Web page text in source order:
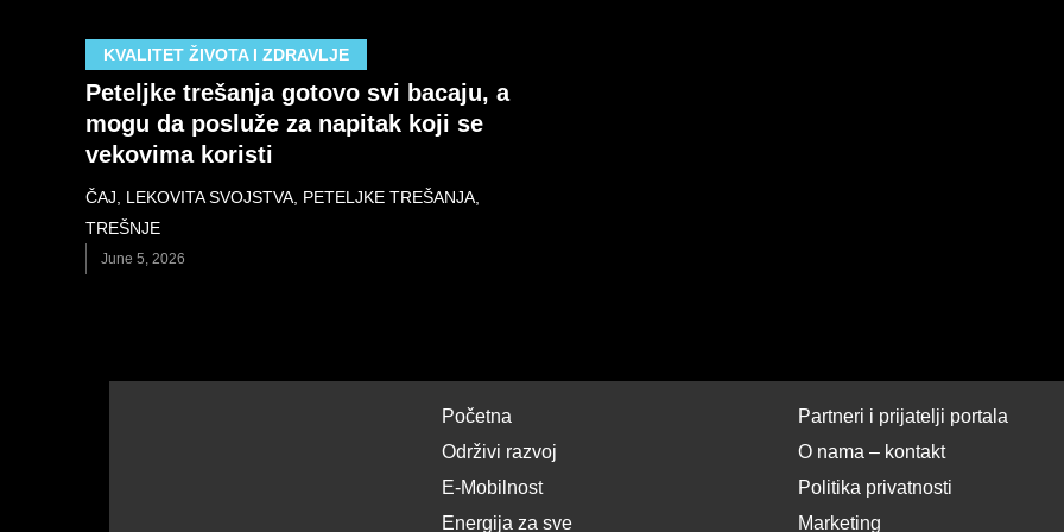
KVALITET ŽIVOTA I ZDRAVLJE
Peteljke trešanja gotovo svi bacaju, a
mogu da posluže za napitak koji se
vekovima koristi
ČAJ LEKOVITA SVOJSTVA PETELJKE TREŠANJA
TREŠNJE
June 5, 2026
Početna
Održivi razvoj
E-Mobilnost
Energija za sve
Partneri i prijatelji portala
O nama – kontakt
Politika privatnosti
Marketing